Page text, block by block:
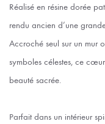
Réalisé en résine dorée
rendu ancien d’une
Accroché seul sur un mur
symboles célestes, ce
beauté sacrée.
Parfait dans un intérieur